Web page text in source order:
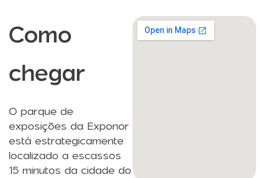
Como
chegar
O parque de
exposições da Exponor
está estrategicamente
localizado a escassos
15 minutos da cidade do